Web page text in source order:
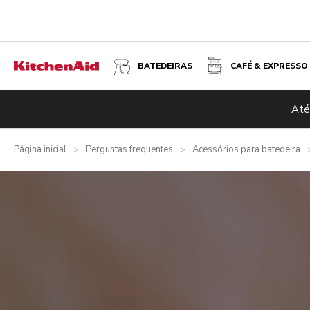
BATEDEIRAS CAFÉ & EXPRESSO
Página inicial > Perguntas frequentes > Acessórios para batedeira